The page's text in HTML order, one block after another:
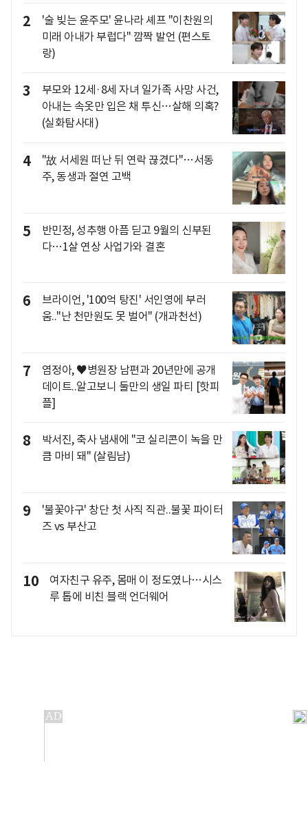
2
'술 빚는 윤주모' 윤나라 셰프 "이찬원의
미래 아내가 부럽다" 깜짝 발언 (편스토
랑)
3
부모와 12세·8세 자녀 일가족 사망 사건,
아내는 속옷만 입은 채 투신…살해 의혹?
(실화탐사대)
4
"故 서세원 떠난 뒤 연락 끊겼다"…서동
주, 동생과 절연 고백
5
반민정, 성추행 아픔 딛고 9월의 신부된
다…1살 연상 사업가와 결혼
6
브라이언, '100억 탕진' 서인영에 부러
움.."난 천만원도 못 벌어" (개과천선)
7
염정아, ♥병원장 남편과 20년만에 공개
데이트..알고보니 둘만의 생일 파티 [핫피
플]
8
박서진, 축사 냄새에 "코 실리콘이 녹을 만
큼 마비 돼" (살림남)
9
'불꽃야구' 창단 첫 사직 직관..불꽃 파이터
즈 vs 부산고
10
여자친구 유주, 몸매 이 정도였나…시스
루 톱에 비친 블랙 언더웨어